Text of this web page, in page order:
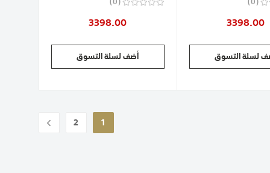
3398.00
لسلة التسوق
3398.00
أضف لسلة التسوق
حقيبة
1
2